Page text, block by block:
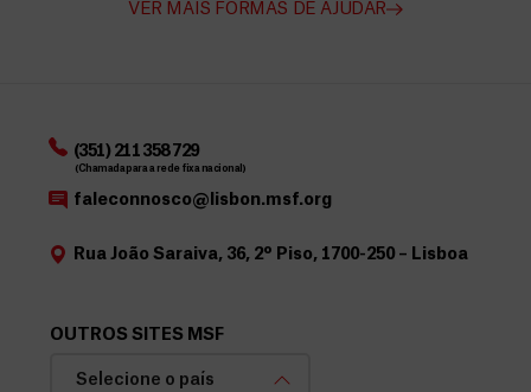
VER MAIS FORMAS DE AJUDAR
(351) 211 358 729
(Chamada para a rede fixa nacional)
faleconnosco@lisbon.msf.org
Rua João Saraiva, 36, 2º Piso, 1700-250 – Lisboa
OUTROS SITES MSF
Selecione o país